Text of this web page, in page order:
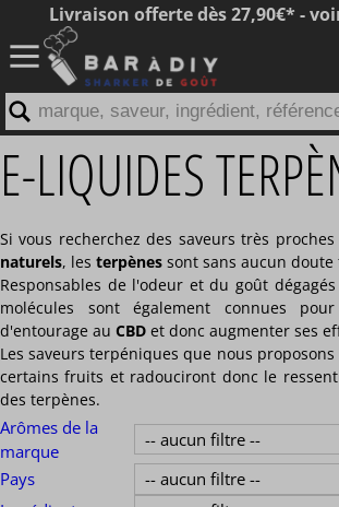
E-LIQUIDES
Si vous recherchez des saveurs très proches
naturels, les terpènes sont sans aucun
Responsables de l'odeur et du goût
molécules sont également connues
d'entourage au CBD et donc augmenter ses
Les saveurs terpéniques que nous
certains fruits et radouciront donc le
des terpènes.
Arômes de la
marque
Pays
Livraison offerte dès 27,90€* -